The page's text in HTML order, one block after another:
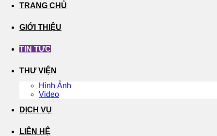
TRANG CHỦ
GIỚI THIỆU
TIN TỨC
THƯ VIỆN
Hình Ảnh
Video
DỊCH VỤ
LIÊN HỆ